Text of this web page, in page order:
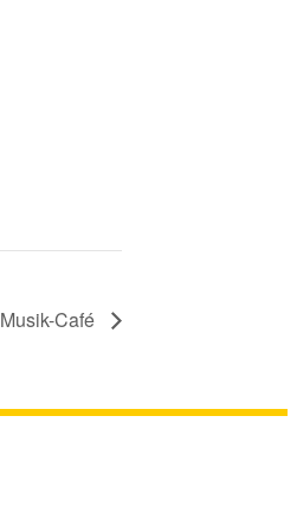
Musik-Café